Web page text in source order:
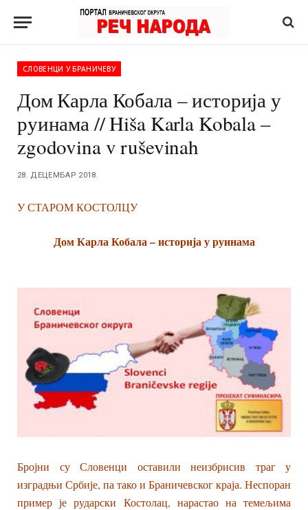
СЛОВЕНЦИ У БРАНИЧЕВУ
Дом Карла Кобала – историја у
руинама // Hiša Karla Kobala –
zgodovina v ruševinah
28. ДЕЦЕМБАР 2018.
У СТАРОМ КОСТОЛЦУ
Дом Карла Кобала – историја у руинама
Бројни су Словенци оставили неизбрисив траг у
изградњи Србије, па тако и Браничевског краја. Неспоран
пример је рударски Костолац, нарастао на темељима